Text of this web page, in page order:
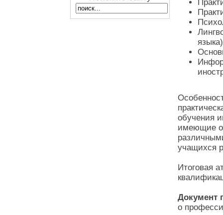
обучения
имеющие
учащихся
Итоговая
Документ
о